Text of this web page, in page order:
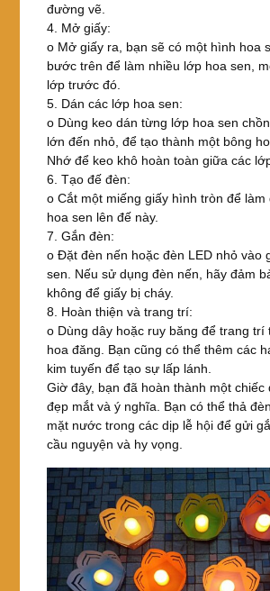
đường vẽ.
4. Mở giấy:
o Mở giấy ra, bạn sẽ có một hình hoa
bước trên để làm nhiều lớp hoa sen,
lớp trước đó.
5. Dán các lớp hoa sen:
o Dùng keo dán từng lớp hoa sen
lớn đến nhỏ, để tạo thành một bông
Nhớ để keo khô hoàn toàn giữa các
6. Tạo đế đèn:
o Cắt một miếng giấy hình tròn để làm
hoa sen lên đế này.
7. Gắn đèn:
o Đặt đèn nến hoặc đèn LED nhỏ vào
sen. Nếu sử dụng đèn nến, hãy đảm
không để giấy bị cháy.
8. Hoàn thiện và trang trí:
o Dùng dây hoặc ruy băng để trang trí
hoa đăng. Bạn cũng có thể thêm các
kim tuyến để tạo sự lấp lánh.
Giờ đây, bạn đã hoàn thành một chiếc
đẹp mắt và ý nghĩa. Bạn có thể thả
mặt nước trong các dịp lễ hội để gửi
cầu nguyện và hy vọng.